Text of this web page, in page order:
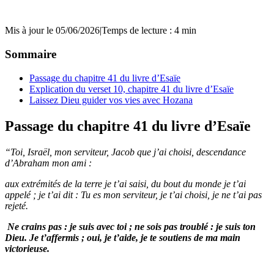
Mis à jour le 05/06/2026|Temps de lecture : 4 min
Sommaire
Passage du chapitre 41 du livre d’Esaïe
Explication du verset 10, chapitre 41 du livre d’Esaïe
Laissez Dieu guider vos vies avec Hozana
Passage du chapitre 41 du livre d’Esaïe
“Toi, Israël, mon serviteur, Jacob que j’ai choisi, descendance
d’Abraham mon ami :
aux extrémités de la terre je t’ai saisi, du bout du monde je t’ai
appelé ; je t’ai dit : Tu es mon serviteur, je t’ai choisi, je ne t’ai pas
rejeté.
Ne crains pas : je suis avec toi ; ne sois pas troublé : je suis ton
Dieu. Je t’affermis ; oui, je t’aide, je te soutiens de ma main
victorieuse.